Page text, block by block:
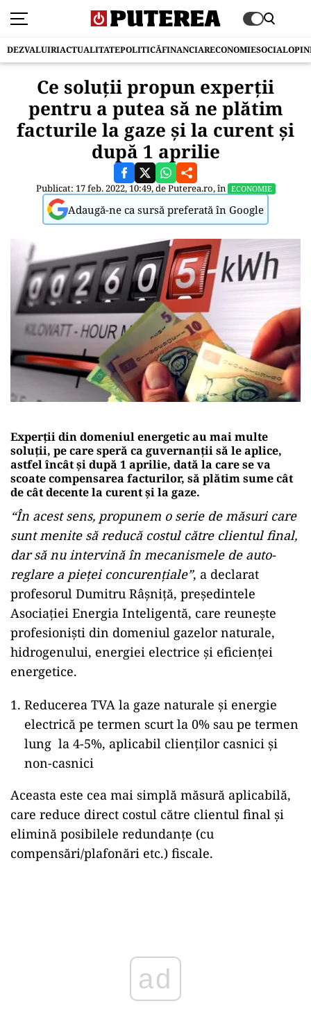
DEZVALUIRIACTUALITATEPOLITICĂFINANCIARECONOMIESOCIAL
Ce soluții propun experții
pentru a putea să ne plătim
facturile la gaze și la curent și
după 1 aprilie
Publicat: 17 feb. 2022, 10:49, dePuterea.ro, în ECONOMIE
Adaugă-ne ca sursă preferată în Google
Experții din domeniul energetic au mai multe
soluții, pe care speră ca guvernanții să le aplice,
astfel încât și după 1 aprilie, dată la care se va
scoate compensarea facturilor, să plătim sume cât
de cât decente la curent și la gaze.
“În acest sens, propunem o serie de măsuri care
sunt menite să reducă costul către clientul final,
dar să nu intervină în mecanismele de auto-
reglare a pieței concurențiale”, a declarat
profesorul Dumitru Râșniță, președintele
Asociației Energia Inteligentă, care reunește
profesioniști din domeniul gazelor naturale,
hidrogenului, energiei electrice și eficienței
energetice.
Reducerea TVA la gaze naturale și energie
electrică pe termen scurt la 0% sau pe termen
lung la 4-5%, aplicabil clienților casnici și
non-casnici
Aceasta este cea mai simplă măsură aplicabilă,
care reduce direct costul către clientul final și
elimină posibilele redundanțe (cu
compensări/plafonări etc.) fiscale.